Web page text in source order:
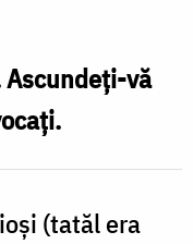
vă
(tatăl era